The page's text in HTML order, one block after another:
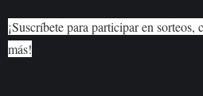
¡Suscríbete para participar en
más!